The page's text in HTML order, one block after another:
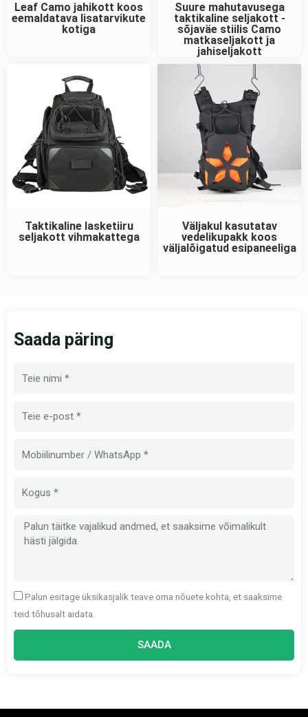
Leaf Camo jahikott koos
eemaldatava lisatarvikute
kotiga
Suure mahutavusega
taktikaline seljakott -
sõjaväe stiilis Camo
matkaseljakott ja
jahiseljakott
Taktikaline lasketiiru
seljakott vihmakattega
Väljakul kasutatav
vedelikupakk koos
väljalõigatud esipaneeliga
Saada päring
Sõnum
Palun esitage üksikasjalik teave oma nõuete kohta, et saaksime
teid tõhusalt aidata.
SAADA